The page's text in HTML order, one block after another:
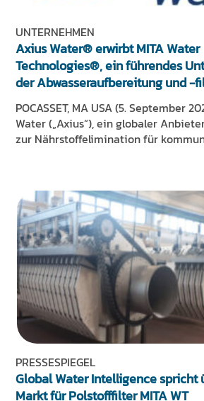
UNTERNEHMEN
Axius Water® erwirbt MITA Water
Technologies®, ein führendes
der Abwasseraufbereitung und -
POCASSET, MA USA (5. September
Water („Axius“), ein globaler
zur Nährstoffelimination für
PRESSESPIEGEL
Global Water Intelligence spricht
Markt für Polstofffilter MITA WT